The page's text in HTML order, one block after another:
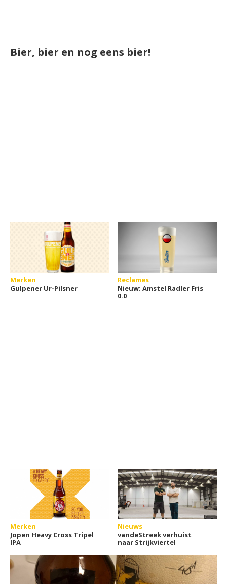
Bier, bier en nog eens bier!
Merken
Gulpener Ur-Pilsner
Reclames
Nieuw: Amstel Radler Fris
0.0
Merken
Jopen Heavy Cross Tripel
IPA
Nieuws
vandeStreek verhuist
naar Strijkviertel